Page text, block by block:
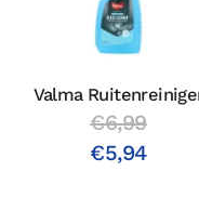
Valma
€6,99
€5,94